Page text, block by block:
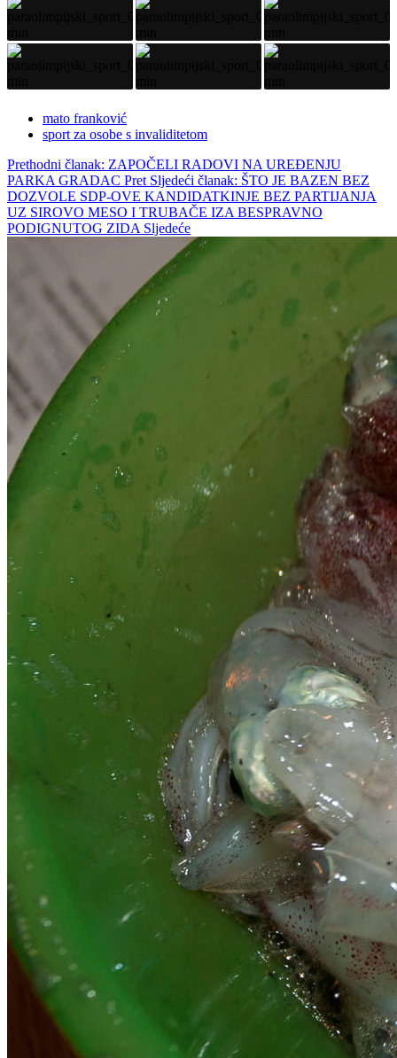
mato franković
sport za osobe s invaliditetom
Prethodni članak: ZAPOČELI RADOVI NA UREĐENJU
PARKA GRADAC Pret Sljedeći članak: ŠTO JE BAZEN BEZ
DOZVOLE SDP-OVE KANDIDATKINJE BEZ PARTIJANJA
UZ SIROVO MESO I TRUBAČE IZA BESPRAVNO
PODIGNUTOG ZIDA Sljedeće